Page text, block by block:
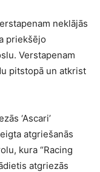
neklājās
priekšējo
Verstapenam
pitstopā un atkrist
‘Ascari’
atgriešanās
kura “Racing
atgriezās